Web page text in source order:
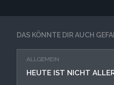
DAS KÖNNTE DIR AUCH
ALLGEMEIN
HEUTE IST NICHT